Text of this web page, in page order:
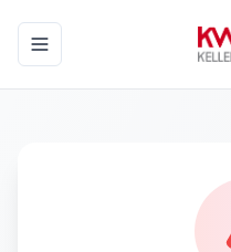
Toggle navigation menu